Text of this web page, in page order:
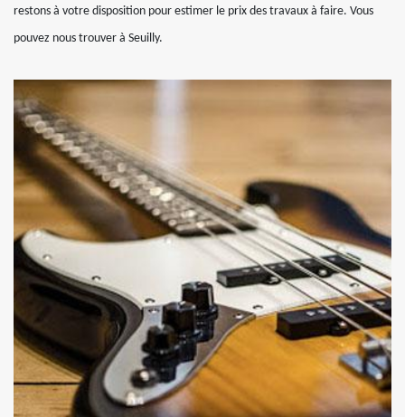
restons à votre disposition pour estimer le prix des travaux à faire. Vous
pouvez nous trouver à Seuilly.